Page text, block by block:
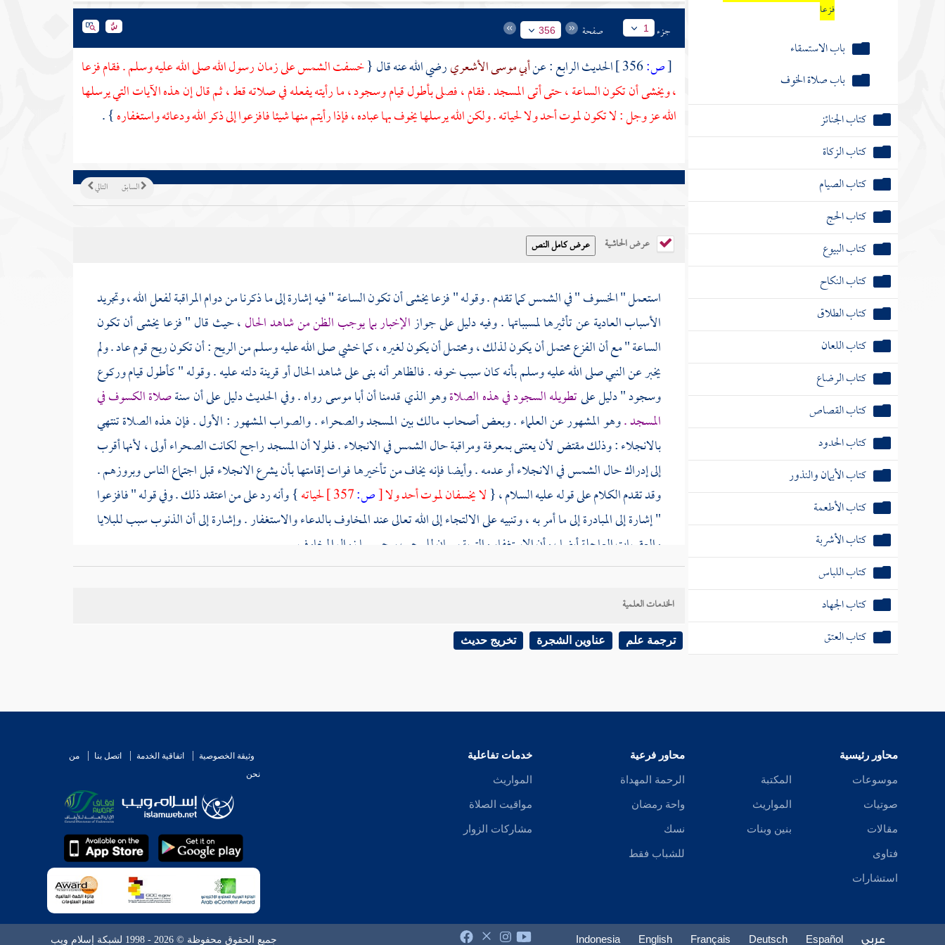
فزعا
باب الاستسقاء
باب صلاة الخوف
كتاب الجنائز
كتاب الزكاة
كتاب الصيام
كتاب الحج
كتاب البيوع
كتاب النكاح
كتاب الطلاق
كتاب اللعان
كتاب الرضاع
كتاب القصاص
كتاب الحدود
كتاب الأيمان والنذور
كتاب الأطعمة
كتاب الأشربة
كتاب اللباس
كتاب الجهاد
كتاب العتق
جزء 1 صفحة 356
[ص: الحديث الرابع : عنأبي موسى الأشعريرضي الله عنه قال {خسفت الشمس على زمان رسول الله صلى الله عليه وسلم . فقام فزعا
، ويخشى أن تكون الساعة ، حتى أتى المسجد . فقام ، فصلى بأطول قيام وسجود ، ما رأيته يفعله في صلاته قط ، ثم قال إن هذه الآيات التي يرسلها
الله عز وجل : لا تكون لموت أحد ولا لحياته . ولكن الله يرسلها يخوف بها عباده ، فإذا رأيتم منها شيئا فافزعوا إلى ذكر الله ودعائه واستغفاره} .
التالي السابق
عرض الحاشية
استعمل " الخسوف " في الشمس كما تقدم . وقوله " فزعا يخشى أن تكون الساعة " فيه إشارة إلى ما ذكرنا من دوام المراقبة لفعل الله ، وتجريد
الأسباب العادية عن تأثيرها لمسبباتها . وفيه دليل على جوازالإخبار بما يوجب الظن من شاهد الحال، حيث قال " فزعا يخشى أن تكون
الساعة " مع أن الفزع محتمل أن يكون لذلك ، ومحتمل أن يكون لغيره ، كما خشي صلى الله عليه وسلم من الريح : أن تكون ريح قومعاد. ولم
يخبر عن النبي صلى الله عليه وسلم بأنه كان سبب خوفه . فالظاهر أنه بنى على شاهد الحال أو قرينة دلته عليه . وقوله " كأطول قيام وركوع
وسجود " دليل علىتطويله السجود في هذه الصلاةوهو الذي قدمنا أنأبا موسىرواه . وفي الحديث دليل على أن سنةصلاة الكسوف في
المسجد .وهو المشهور عن العلماء . وبعض أصحابمالكبين المسجد والصحراء . والصواب المشهور : الأول . فإن هذه الصلاة تنتهي
بالانجلاء : وذلك مقتض لأن يعتنى بمعرفة ومراقبة حال الشمس في الانجلاء . فلولا أن المسجد راجح لكانت الصحراء أولى ، لأنها أقرب
إلى إدراك حال الشمس في الانجلاء أو عدمه . وأيضا فإنه يخاف من تأخيرها فوات إقامتها بأن يشرع الانجلاء قبل اجتماع الناس وبروزهم .
وقد تقدم الكلام على قوله عليه السلام ، {لا يخسفان لموت أحد ولا[ص: لحياته} وأنه رد على من اعتقد ذلك . وفي قوله " فافزعوا
" إشارة إلى المبادرة إلى ما أمر به ، وتنبيه على الالتجاء إلى الله تعالى عند المخاوف بالدعاء والاستغفار . وإشارة إلى أن الذنوب سبب للبلايا
والعقوبات العاجلة أيضا ، وأن الاستغفار والتوبة سببان للمحو ، يرجى بهما زوال المخاوف .
الخدمات العلمية
ترجمة علم عناوين الشجرة تخريج حديث
محاور رئيسية
موسوعات
صوتيات
مقالات
فتاوى
استشارات
المكتبة
المواريث
بنين وبنات
محاور فرعية
الرحمة المهداة
واحة رمضان
نسك
للشباب فقط
خدمات تفاعلية
المواريث
مواقيت الصلاة
مشاركات الزوار
وثيقة الخصوصية اتفاقية الخدمة اتصل بنا
من
نحن
عربي Español
Deutsch
Français
English
Indonesia جميع الحقوق محفوظة © 2026 - 1998 لشبكة إسلام ويب